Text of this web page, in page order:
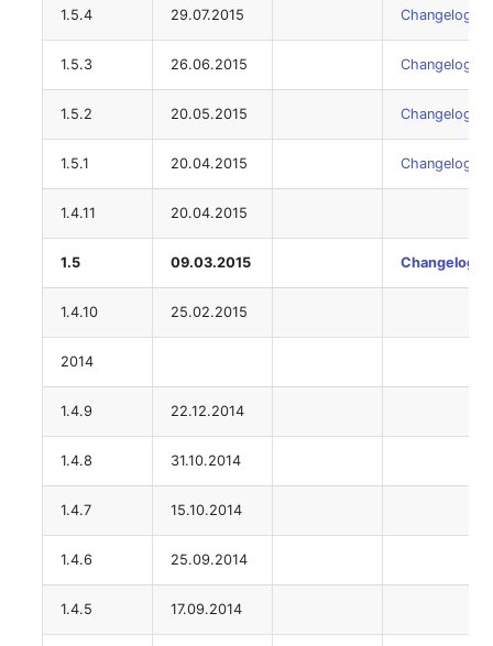
Stammdaten
Stammdaten
(Personengruppe)
Status-Planung
Varianten
Version
Vertragszuweisung
Verwaltungsinstanz
1.5.4 29.07.2015 Changelog
1.5.3 26.06.2015 Changelog
1.5.2 20.05.2015 Changelog
1.5.1 20.04.2015 Changelog
1.4.11 20.04.2015
1.5 09.03.2015 Changelog
1.4.10 25.02.2015
2014
1.4.9 22.12.2014
1.4.8 31.10.2014
1.4.7 15.10.2014
1.4.6 25.09.2014
1.4.5 17.09.2014